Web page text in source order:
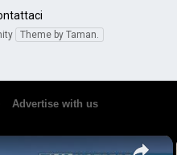
Theme by Taman.
Advertise with us
×